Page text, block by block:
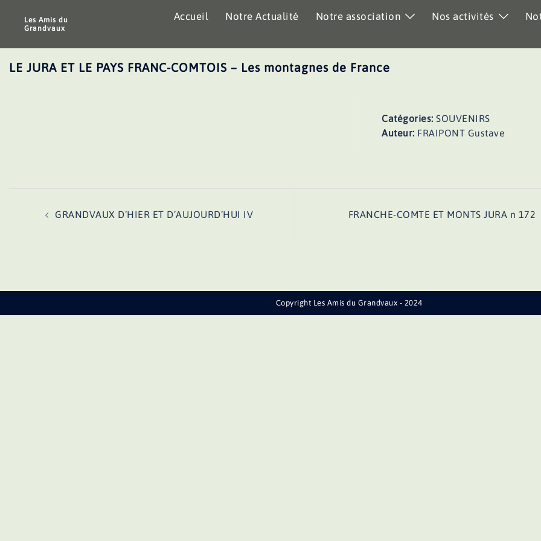
Les Amis du
Grandvaux
Accueil Notre Actualité Notre association Nos activités
LE JURA ET LE PAYS FRANC-COMTOIS – Les montagnes de France
Catégories:SOUVENIRS
Auteur: FRAIPONT Gustave
GRANDVAUX D’HIER ET D’AUJOURD’HUI IV FRANCHE-COMTE ET MONTS JURA n 172
Copyright Les Amis du Grandvaux - 2024